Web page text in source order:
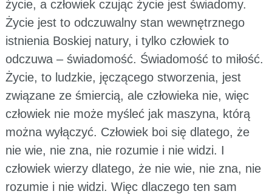
życie, a człowiek czując życie jest świadomy.
Życie jest to odczuwalny stan wewnętrznego
istnienia Boskiej natury, i tylko człowiek to
odczuwa – świadomość. Świadomość to miłość.
Życie, to ludzkie, jęczącego stworzenia, jest
związane ze śmiercią, ale człowieka nie, więc
człowiek nie może myśleć jak maszyna, którą
można wyłączyć. Człowiek boi się dlatego, że
nie wie, nie zna, nie rozumie i nie widzi. I
człowiek wierzy dlatego, że nie wie, nie zna, nie
rozumie i nie widzi. Więc dlaczego ten sam